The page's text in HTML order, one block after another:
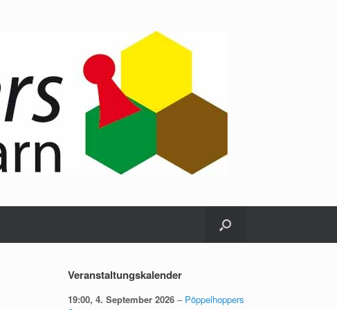
Veranstaltungskalender
19:00,4. September 2026 – Pöppelhoppers